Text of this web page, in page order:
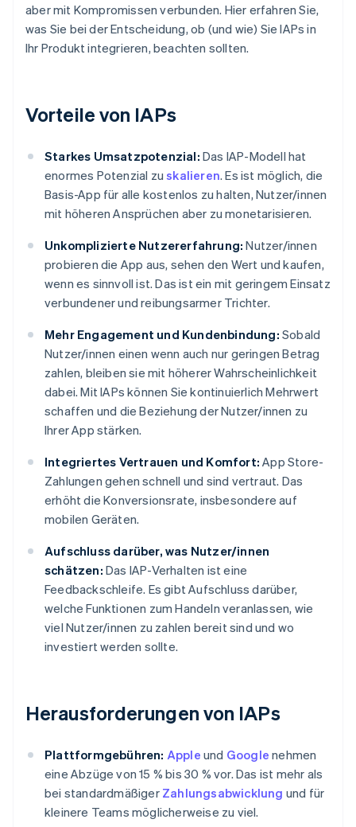
aber mit Kompromissen verbunden. Hier erfahren Sie,
was Sie bei der Entscheidung, ob (und wie) Sie IAPs in
Ihr Produkt integrieren, beachten sollten.
Vorteile von IAPs
Starkes Umsatzpotenzial: Das IAP-Modell hat
enormes Potenzial zuskalieren. Es ist möglich, die
Basis-App für alle kostenlos zu halten, Nutzer/innen
mit höheren Ansprüchen aber zu monetarisieren.
Unkomplizierte Nutzererfahrung: Nutzer/innen
probieren die App aus, sehen den Wert und kaufen,
wenn es sinnvoll ist. Das ist ein mit geringem Einsatz
verbundener und reibungsarmer Trichter.
Mehr Engagement und Kundenbindung: Sobald
Nutzer/innen einen wenn auch nur geringen Betrag
zahlen, bleiben sie mit höherer Wahrscheinlichkeit
dabei. Mit IAPs können Sie kontinuierlich Mehrwert
schaffen und die Beziehung der Nutzer/innen zu
Ihrer App stärken.
Integriertes Vertrauen und Komfort: App Store-
Zahlungen gehen schnell und sind vertraut. Das
erhöht die Konversionsrate, insbesondere auf
mobilen Geräten.
Aufschluss darüber, was Nutzer/innen
schätzen: Das IAP-Verhalten ist eine
Feedbackschleife. Es gibt Aufschluss darüber,
welche Funktionen zum Handeln veranlassen, wie
viel Nutzer/innen zu zahlen bereit sind und wo
investiert werden sollte.
Herausforderungen von IAPs
Plattformgebühren: Apple und Google nehmen
eine Abzüge von 15 % bis 30 % vor. Das ist mehr als
bei standardmäßiger Zahlungsabwicklung und für
kleinere Teams möglicherweise zu viel.